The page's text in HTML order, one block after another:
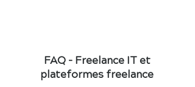
FAQ – Freelance IT et
plateformes freelance